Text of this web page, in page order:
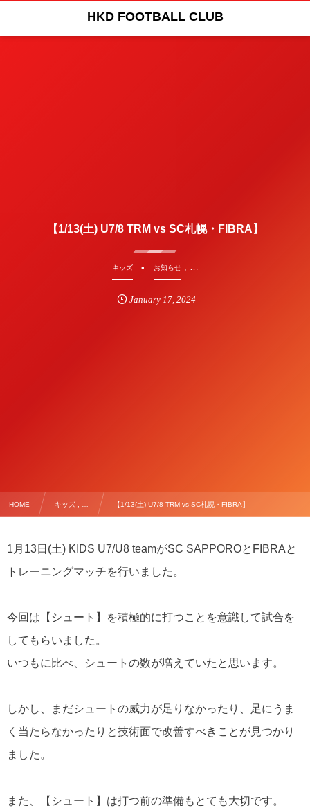
HKD FOOTBALL CLUB
【1/13(土) U7/8 TRM vs SC札幌・FIBRA】
キッズ お知らせ, …
January 17, 2024
HOME キッズ , … 【1/13(土) U7/8 TRM vs SC札幌・FIBRA】
1月13日(土) KIDS U7/U8 teamがSC SAPPOROとFIBRAと
トレーニングマッチを行いました。
今回は【シュート】を積極的に打つことを意識して試合を
してもらいました。
いつもに比べ、シュートの数が増えていたと思います。
しかし、まだシュートの威力が足りなかったり、足にうま
く当たらなかったりと技術面で改善すべきことが見つかり
ました。
また、【シュート】は打つ前の準備もとても大切です。